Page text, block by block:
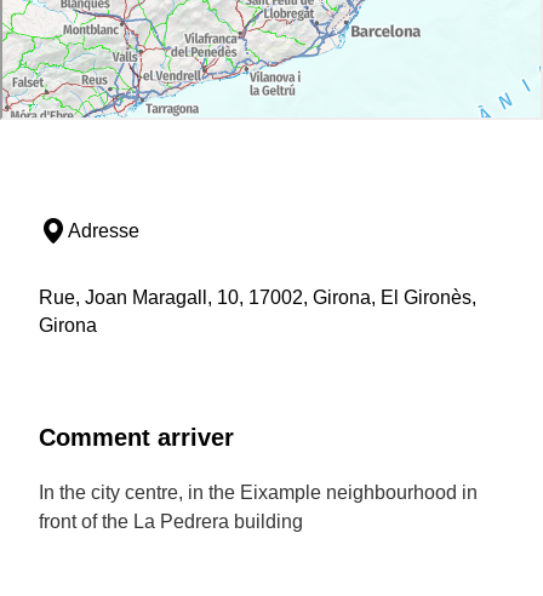
Adresse
Rue, Joan Maragall, 10, 17002, Girona, El Gironès,
Girona
Comment arriver
In the city centre, in the Eixample neighbourhood in
front of the La Pedrera building